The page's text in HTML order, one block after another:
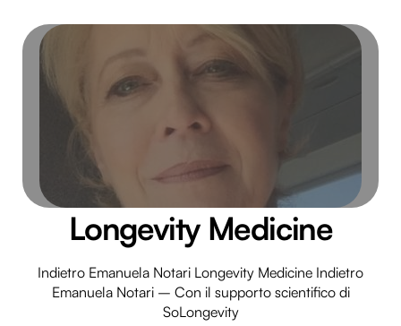
Longevity Medicine
Indietro Emanuela Notari Longevity Medicine Indietro
Emanuela Notari – Con il supporto scientifico di
SoLongevity